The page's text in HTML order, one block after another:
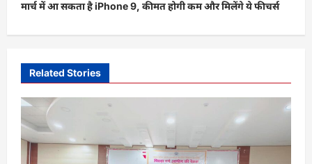
n
a
g
a
t
मार्च में आ सकता है iPhone 9, कीमत होगी कम और मिलेंगे ये फीचर्स
Related Stories